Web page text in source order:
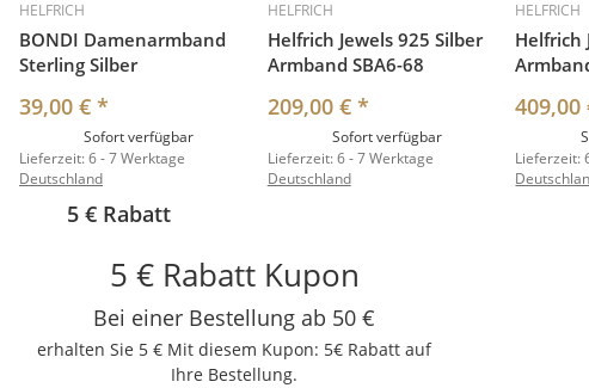
HELFRICH
BONDI Damenarmband
Sterling Silber
39,00 € *
Sofort verfügbar
Lieferzeit:6 - 7 Werktage
Deutschland
HELFRICH
Helfrich Jewels 925 Silber
Armband SBA6-68
209,00 € *
Sofort verfügbar
Lieferzeit:6 - 7 Werktage
Deutschland
HELFRICH
Helfrich
Lieferzeit:
5 € Rabatt
5 € Rabatt Kupon
Bei einer Bestellung ab 50 €
erhalten Sie 5 € Mit diesem Kupon: 5€ Rabatt auf
Ihre Bestellung.